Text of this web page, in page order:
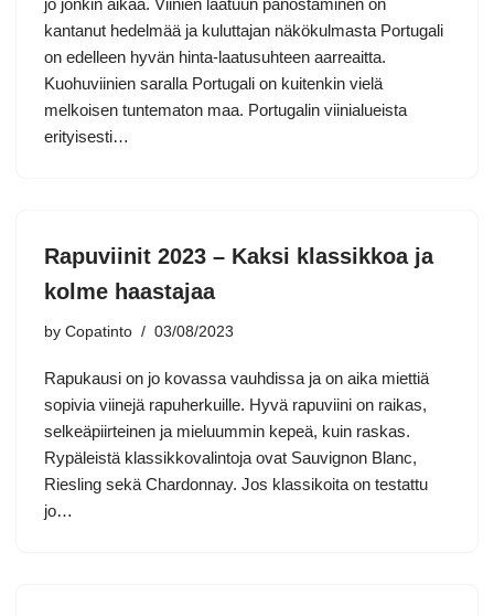
jo jonkin aikaa. Viinien laatuun panostaminen on
kantanut hedelmää ja kuluttajan näkökulmasta Portugali
on edelleen hyvän hinta-laatusuhteen aarreaitta.
Kuohuviinien saralla Portugali on kuitenkin vielä
melkoisen tuntematon maa. Portugalin viinialueista
erityisesti…
Rapuviinit 2023 – Kaksi klassikkoa ja
kolme haastajaa
by Copatinto 03/08/2023
Rapukausi on jo kovassa vauhdissa ja on aika miettiä
sopivia viinejä rapuherkuille. Hyvä rapuviini on raikas,
selkeäpiirteinen ja mieluummin kepeä, kuin raskas.
Rypäleistä klassikkovalintoja ovat Sauvignon Blanc,
Riesling sekä Chardonnay. Jos klassikoita on testattu
jo…